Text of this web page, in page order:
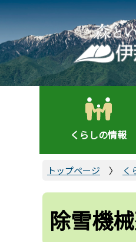
こ
の
ペ
ー
ジ
の
くらしの情報
トップページ く
除雪機